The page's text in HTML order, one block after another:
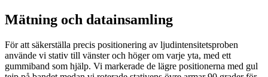
Mätning och datainsamling
För att säkerställa precis positionering av ljudintensitetsproben
använde vi stativ till vänster och höger om varje yta, med ett
gummiband som hjälp. Vi markerade de lägre positionerna med gul